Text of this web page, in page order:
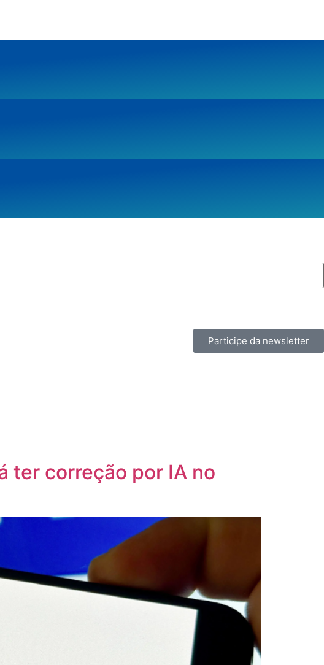
Participe da newsletter
ter correção por IA no